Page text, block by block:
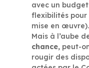
avec un
flexibilités pour
mise en œuvre).
Mais à l’aube
chance, peut-
rougir des